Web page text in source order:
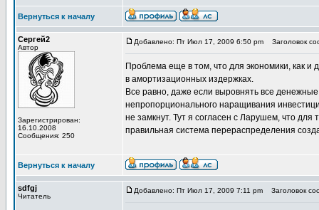
Вернуться к началу
Сергей2
Автор
Зарегистрирован:
16.10.2008
Сообщения: 250
Добавлено: Пт Июл 17, 2009 6:50 pm Заголовок
Проблема еще в том, что для экономики, как
в амортизационных издержках.
Все равно, даже если выровнять все
непропорционального наращивания
не замкнут. Тут я согласен с Ларушем, что
правильная система перераспределения
Вернуться к началу
sdfgj
Читатель
Добавлено: Пт Июл 17, 2009 7:11 pm Заголовок